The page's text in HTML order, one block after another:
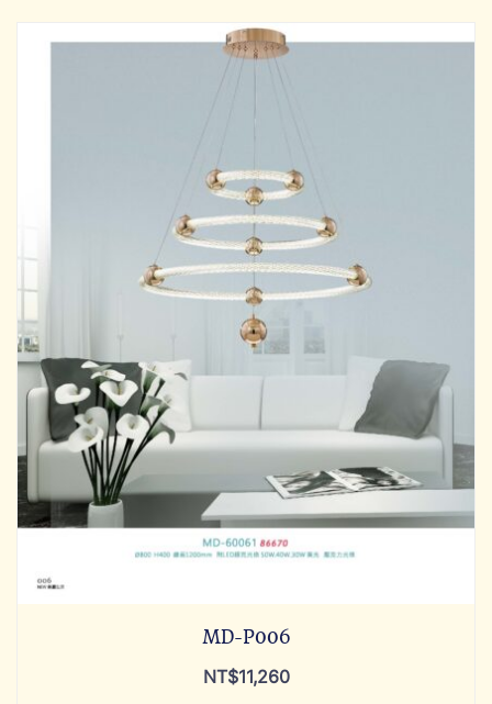
MD-P006
NT$11,260